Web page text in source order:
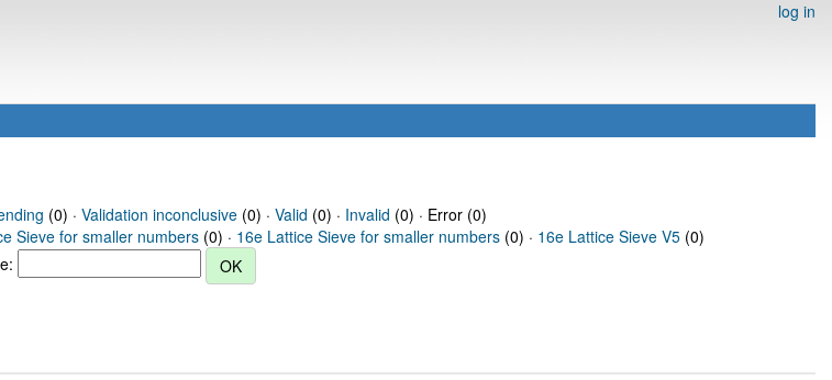
log in
(0) · Validation inconclusive(0) · Valid (0) · Invalid (0) · Error (0)
Sieve for smaller numbers (0) · 16e Lattice Sieve for smaller numbers (0) · 16e Lattice Sieve V5 (0)